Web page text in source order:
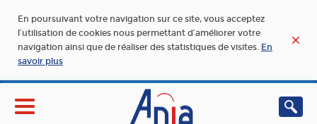
En poursuivant votre navigation sur ce site, vous acceptez
l’utilisation de cookies nous permettant d’améliorer votre
navigation ainsi que de réaliser des statistiques de visites. En
savoir plus